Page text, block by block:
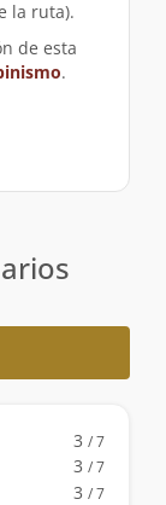
la ruta).
de esta
.
3 / 7
3 / 7
3 / 7